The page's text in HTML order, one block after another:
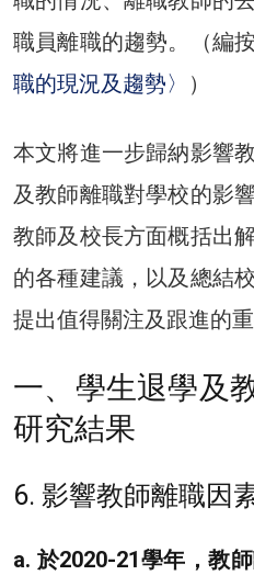
職員離職的趨勢。（編按
職的現況及趨勢〉
）
本文將進一步歸納影響
及教師離職對學校的影
教師及校長方面概括出
的各種建議，以及總結
提出值得關注及跟進的重
一、學生退學及
研究結果
6. 影響教師離職因
a. 於2020-21學年，教